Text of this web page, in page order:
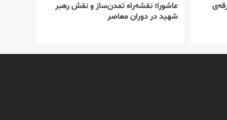
عاشورا؛ نقشه‌راه تمدن‌ساز و نقش رهبر
شهید در دوران معاصر